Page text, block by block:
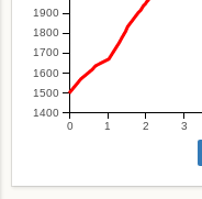
1400
1500
1600
1700
1800
1900
0 1 2 3